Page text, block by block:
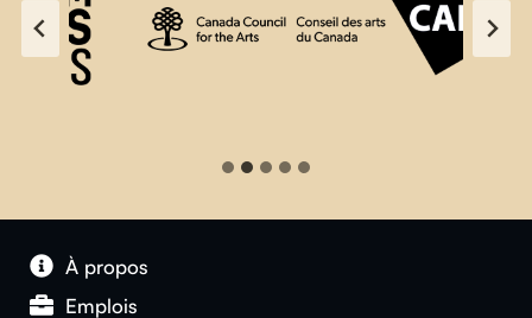
À propos
Emplois